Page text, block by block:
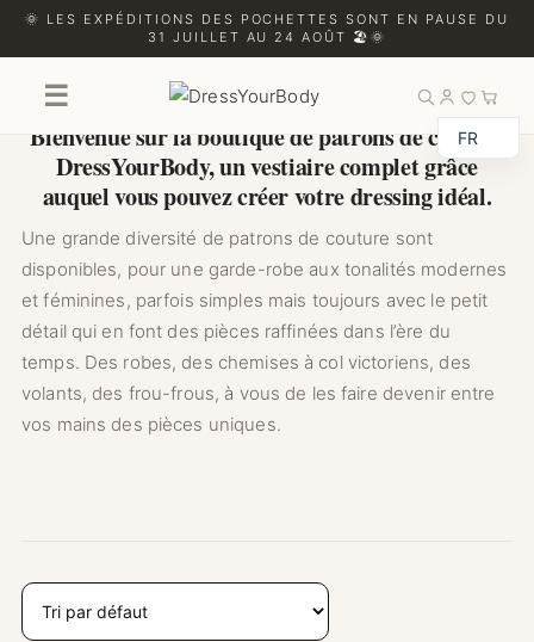
🌞 LES EXPÉDITIONS DES POCHETTES SONT EN PAUSE DU
31 JUILLET AU 24 AOÛT 🏖️🌞
☰
LA BOUTIQUE
Bienvenue sur la boutique de patrons de couture
DressYourBody, un vestiaire complet grâce
auquel vous pouvez créer votre dressing idéal.
Une grande diversité de patrons de couture sont
disponibles, pour une garde-robe aux tonalités modernes
et féminines, parfois simples mais toujours avec le petit
détail qui en font des pièces raffinées dans l’ère du
temps. Des robes, des chemises à col victoriens, des
volants, des frou-frous, à vous de les faire devenir entre
vos mains des pièces uniques.
FR